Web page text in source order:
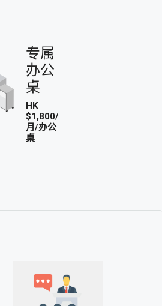
专属
办公
桌
HK
$1,800/
月/办公
桌